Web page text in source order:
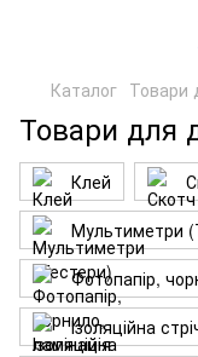
Каталог Товари
Товари для
Клей
Мультиметри
Фотопапір,
Ізоляційна